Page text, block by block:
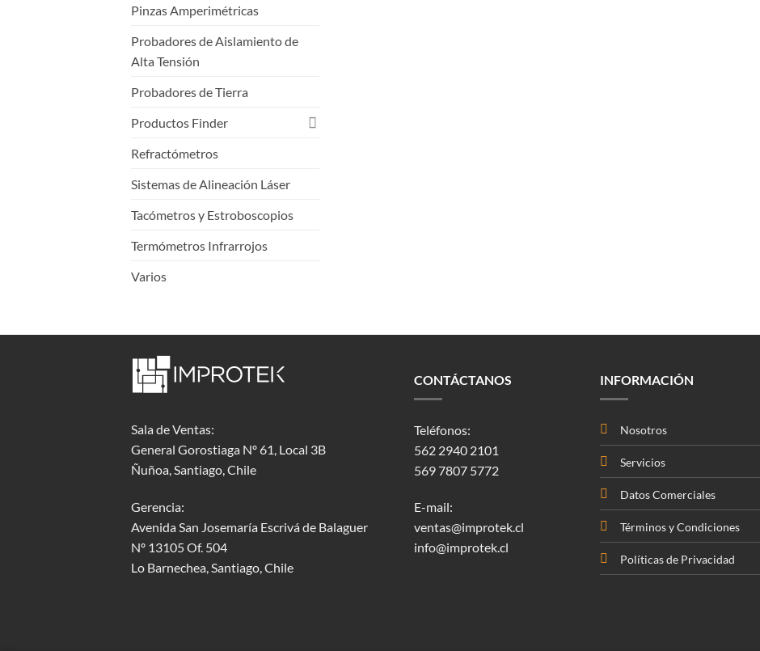
Pinzas Amperimétricas
Probadores de Aislamiento de
Alta Tensión
Probadores de Tierra
Productos Finder
Refractómetros
Sistemas de Alineación Láser
Tacómetros y Estroboscopios
Termómetros Infrarrojos
Varios
Sala de Ventas:
General Gorostiaga Nº 61, Local 3B
Ñuñoa, Santiago, Chile
Gerencia:
Avenida San Josemaría Escrivá de Balaguer
Nº 13105 Of. 504
Lo Barnechea , Santiago, Chile
CONTÁCTANOS
Teléfonos:
562 2940 2101
569 7807 5772
E-mail:
ventas@improtek.cl
info@improtek.cl
INFORMACIÓN
Nosotros
Servicios
Datos Comerciales
Términos y Condiciones
Políticas de Privacidad